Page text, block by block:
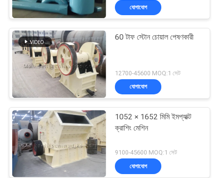
যোগাযোগ
60 টাফ স্টোন চোয়াল পেষণকারী
12700-45600 MOQ:1 সেট
যোগাযোগ
1052 × 1652 মিমি ইমপ্যাক্ট
ক্রাশিং মেশিন
9100-45600 MOQ:1 সেট
যোগাযোগ